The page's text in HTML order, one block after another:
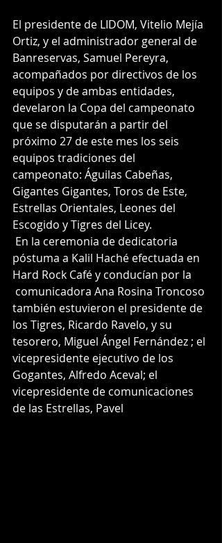
El presidente de LIDOM, Vitelio Mejía
Ortiz, y el administrador general de
Banreservas, Samuel Pereyra,
acompañados por directivos de los
equipos y de ambas entidades,
develaron la Copa del campeonato
que se disputarán a partir del
próximo 27 de este mes los seis
equipos tradiciones del
campeonato: Águilas Cabeñas,
Gigantes Gigantes, Toros de Este,
Estrellas Orientales, Leones del
Escogido y Tigres del Licey.
póstuma a Kalil Haché efectuada en
Hard Rock Café y conducían por la
también estuvieron el presidente de
los Tigres, Ricardo Ravelo, y su
tesorero, Miguel Ángel Fernández ; el
vicepresidente ejecutivo de los
Gogantes, Alfredo Aceval; el
vicepresidente de comunicaciones
de las Estrellas, Pavel